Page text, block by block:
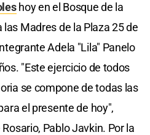
hoy en el Bosque de la
Madres de la Plaza 25 de
Adela "Lila" Panelo
"Este ejercicio de todos
se compone de todas las
el presente de hoy",
Pablo Javkin. Por la